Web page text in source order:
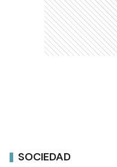
SOCIEDAD